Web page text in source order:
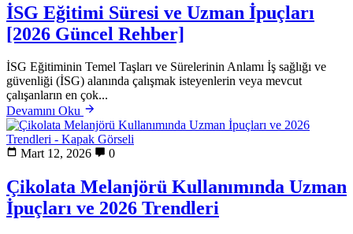
İSG Eğitimi Süresi ve Uzman İpuçları
[2026 Güncel Rehber]
İSG Eğitiminin Temel Taşları ve Sürelerinin Anlamı İş sağlığı ve
güvenliği (İSG) alanında çalışmak isteyenlerin veya mevcut
çalışanların en çok...
Devamını Oku
Mart 12, 2026 0
Çikolata Melanjörü Kullanımında Uzman
İpuçları ve 2026 Trendleri